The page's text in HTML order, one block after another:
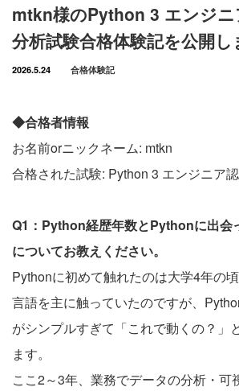
mtkn様のPython 3 エンジニ
分析試験合格体験記を公開し
2026.5.24 合格体験記
◆合格者情報
お名前orニックネーム: mtkn
合格された試験: Python 3 エンジニア
Q1：Python経歴年数とPythonに出会
についてお教えください。
Pythonに初めて触れたのは大学4年の
言語を主に触っていたのですが、
がシンプルすぎて「これで動くの？」
ます。
ここ2～3年、業務でデータの分析・可